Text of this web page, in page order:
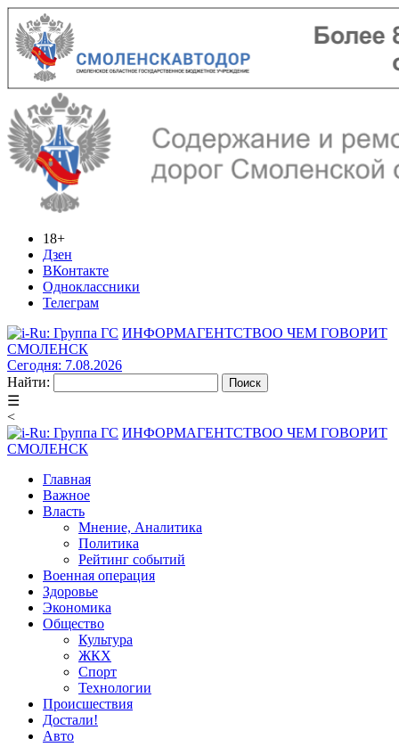
18+
Дзен
ВКонтакте
Одноклассники
Телеграм
ИНФОРМАГЕНТСТВОО ЧЕМ ГОВОРИТ
СМОЛЕНСК
Сегодня: 7.08.2026
Найти:
☰
<
ИНФОРМАГЕНТСТВОО ЧЕМ ГОВОРИТ
СМОЛЕНСК
Главная
Важное
Власть
Мнение, Аналитика
Политика
Рейтинг событий
Военная операция
Здоровье
Экономика
Общество
Культура
ЖКХ
Спорт
Технологии
Происшествия
Достали!
Авто